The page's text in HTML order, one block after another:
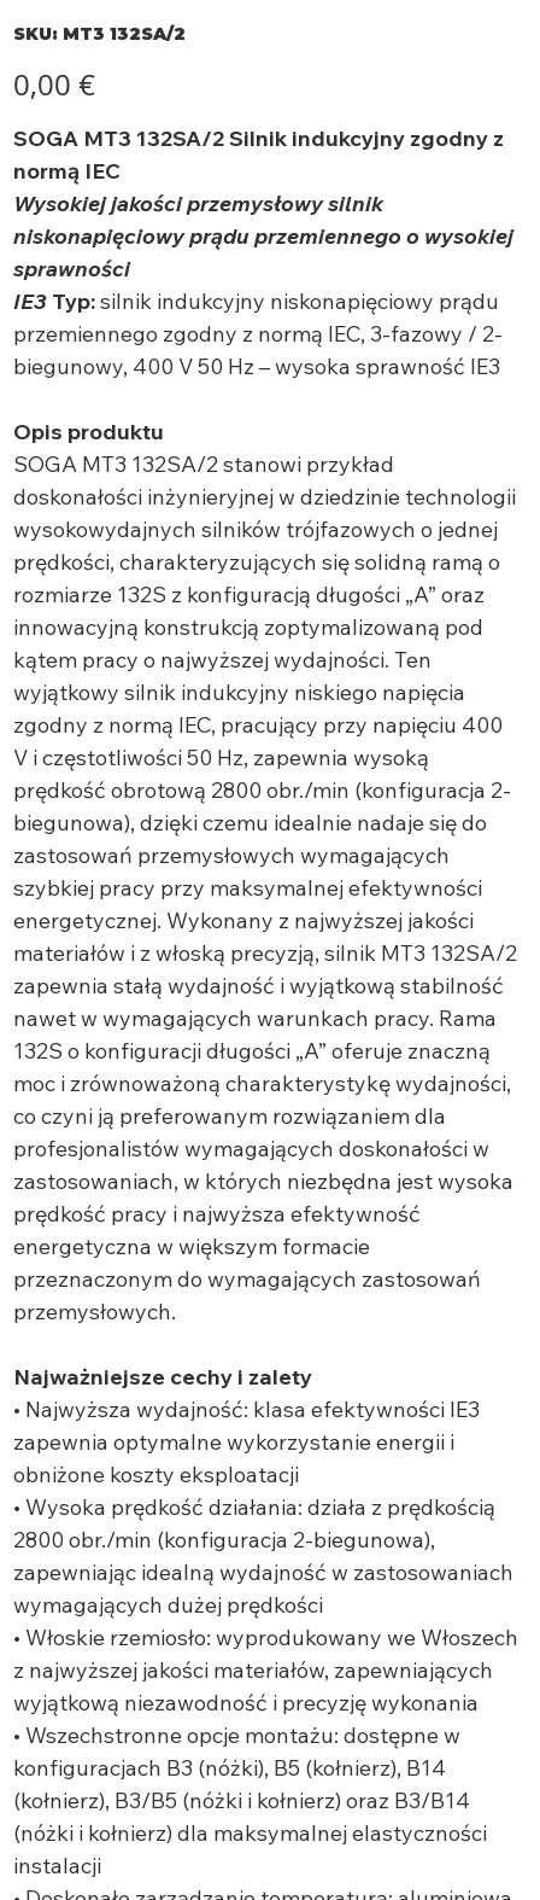
SKU: SKU
MT3
MT3 132SA/2
0,00 €
SOGA MT3 132SA/2 Silnik indukcyjny zgodny z
normą IEC
Wysokiej jakości przemysłowy silnik
niskonapięciowy prądu przemiennego o wysokiej
sprawności
IE3Typ:silnik indukcyjny niskonapięciowy prądu
przemiennego zgodny z normą IEC, 3-fazowy / 2-
biegunowy, 400 V 50 Hz – wysoka sprawność IE3
Opis produktu
SOGA MT3 132SA/2 stanowi przykład
doskonałości inżynieryjnej w dziedzinie technologii
wysokowydajnych silników trójfazowych o jednej
prędkości, charakteryzujących się solidną ramą o
rozmiarze 132S z konfiguracją długości „A” oraz
innowacyjną konstrukcją zoptymalizowaną pod
kątem pracy o najwyższej wydajności. Ten
wyjątkowy silnik indukcyjny niskiego napięcia
zgodny z normą IEC, pracujący przy napięciu 400
V i częstotliwości 50 Hz, zapewnia wysoką
prędkość obrotową 2800 obr./min (konfiguracja 2-
biegunowa), dzięki czemu idealnie nadaje się do
zastosowań przemysłowych wymagających
szybkiej pracy przy maksymalnej efektywności
energetycznej. Wykonany z najwyższej jakości
materiałów i z włoską precyzją, silnik MT3 132SA/2
zapewnia stałą wydajność i wyjątkową stabilność
nawet w wymagających warunkach pracy. Rama
132S o konfiguracji długości „A” oferuje znaczną
moc i zrównoważoną charakterystykę wydajności,
co czyni ją preferowanym rozwiązaniem dla
profesjonalistów wymagających doskonałości w
zastosowaniach, w których niezbędna jest wysoka
prędkość pracy i najwyższa efektywność
energetyczna w większym formacie
przeznaczonym do wymagających zastosowań
przemysłowych.
Najważniejsze cechy i zalety
• Najwyższa wydajność: klasa efektywności IE3
zapewnia optymalne wykorzystanie energii i
obniżone koszty eksploatacji
• Wysoka prędkość działania: działa z prędkością
2800 obr./min (konfiguracja 2-biegunowa),
zapewniając idealną wydajność w zastosowaniach
wymagających dużej prędkości
• Włoskie rzemiosło: wyprodukowany we Włoszech
z najwyższej jakości materiałów, zapewniających
wyjątkową niezawodność i precyzję wykonania
• Wszechstronne opcje montażu: dostępne w
konfiguracjach B3 (nóżki), B5 (kołnierz), B14
(kołnierz), B3/B5 (nóżki i kołnierz) oraz B3/B14
(nóżki i kołnierz) dla maksymalnej elastyczności
instalacji